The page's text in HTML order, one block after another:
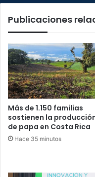
Publicaciones
Más de 1.150 familias
sostienen la
de papa en Costa Rica
Hace 35 minutos